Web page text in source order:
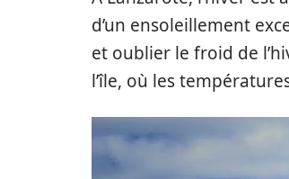
d’un ensoleillement
et oublier le froid de
l’île, où les